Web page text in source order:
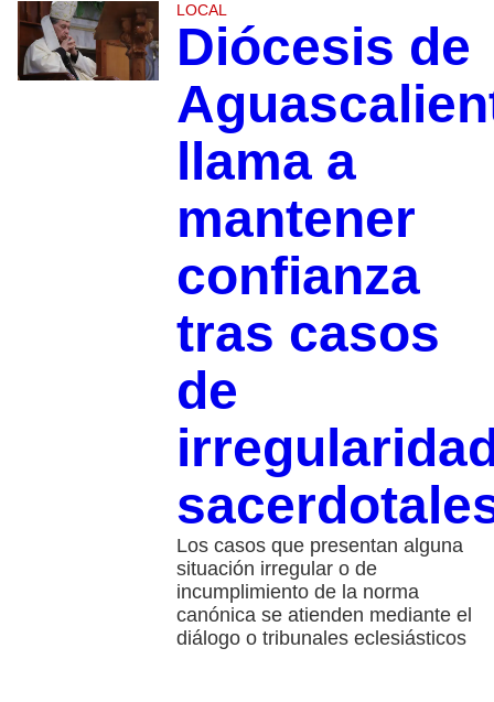
LOCAL
Diócesis de
llama a
mantener
confianza
tras casos
de
Los casos que presentan alguna
situación irregular o de
incumplimiento de la norma
canónica se atienden mediante el
diálogo o tribunales eclesiásticos